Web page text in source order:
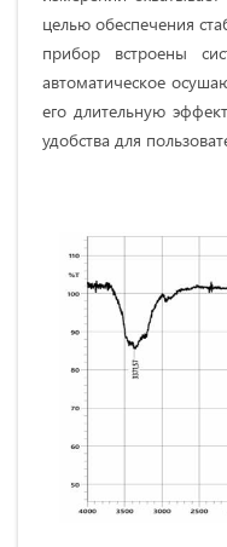
целью обеспечения
прибор встроены
автоматическое
его длительную
удобства для